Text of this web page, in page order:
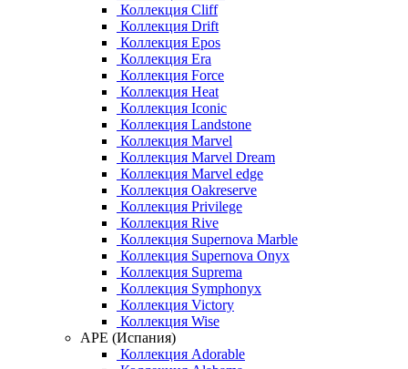
Коллекция Cliff
Коллекция Drift
Коллекция Epos
Коллекция Era
Коллекция Force
Коллекция Heat
Коллекция Iconic
Коллекция Landstone
Коллекция Marvel
Коллекция Marvel Dream
Коллекция Marvel edge
Коллекция Oakreserve
Коллекция Privilege
Коллекция Rive
Коллекция Supernova Marble
Коллекция Supernova Onyx
Коллекция Suprema
Коллекция Symphonyx
Коллекция Victory
Коллекция Wise
APE (Испания)
Коллекция Adorable